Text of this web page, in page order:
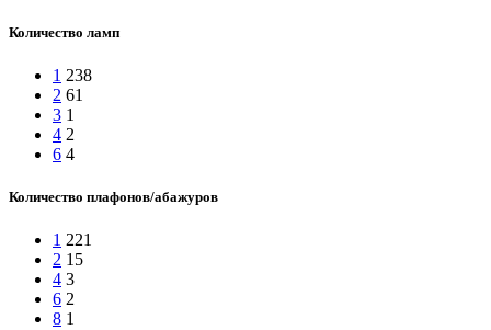
Количество ламп
1 238
2 61
3 1
4 2
6 4
Количество плафонов/абажуров
1 221
2 15
4 3
6 2
8 1